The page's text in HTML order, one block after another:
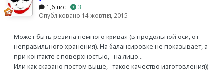
1,6 тис
3
Опубліковано 14 жовтня, 2015
Может быть резина немного кривая (в продольной оси, от
неправильного хранения). На балансировке не показывает, а
при контакте с поверхностью, - на лицо...
Или как сказано постом выше, - такое качество изготовления))